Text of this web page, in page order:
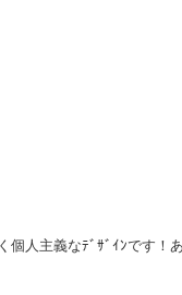
個人主義なﾃﾞｻﾞｲﾝです！